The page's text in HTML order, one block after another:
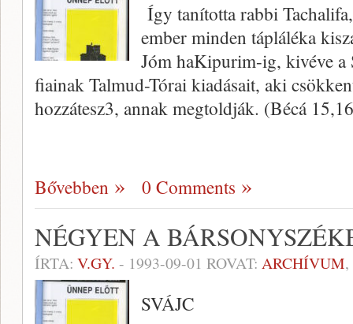
Így tanította rabbi
ember minden tápláléka
Jóm haKipurim-ig, kivéve a
fiainak Talmud-Tórai kiadásait, aki
hozzátesz3, annak megtoldják. (Bécá
Bővebben 0 Comments
NÉGYEN A
ÍRTA: V.GY. - 1993-09-01 ROVAT: ARCHÍVUM,
SVÁJC